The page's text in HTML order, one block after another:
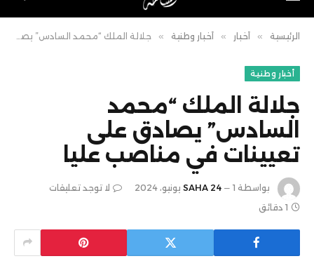
الرئيسية » أخبار » أخبار وطنية » جلالة الملك “محمد السادس” يصادق على تعيينات في مناصب عليا
أخبار وطنية
جلالة الملك “محمد
السادس” يصادق على
تعيينات في مناصب عليا
بواسطة SAHA 24 1 يونيو، 2024
لا توجد تعليقات
1 دقائق